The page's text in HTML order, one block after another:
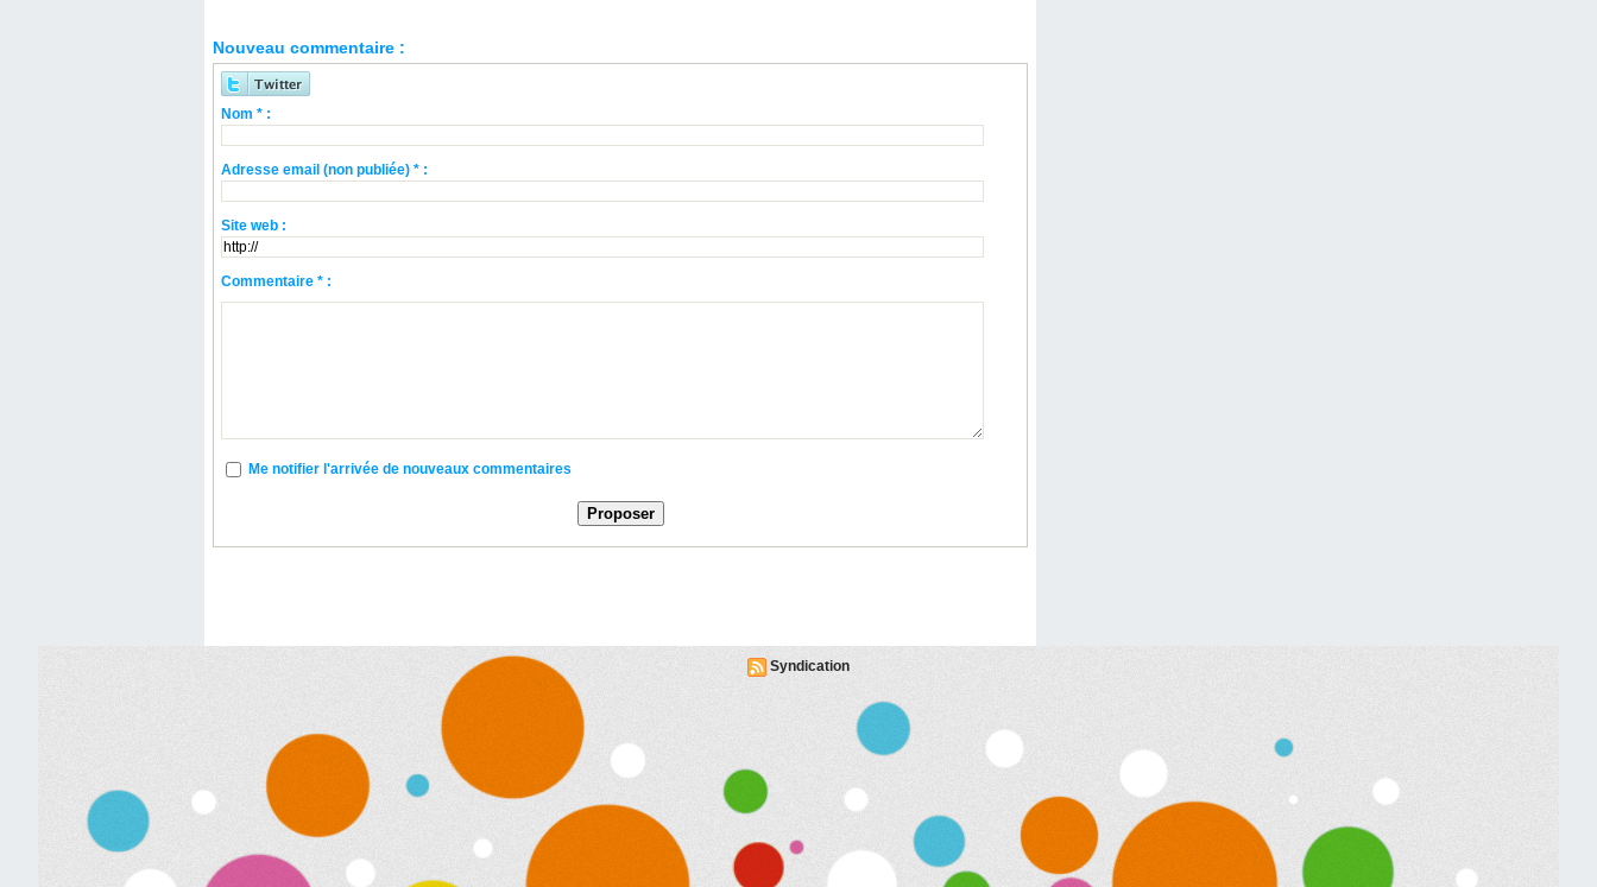
Nouveau commentaire :
Nom * :
Adresse email (non publiée) * :
Site web :
Commentaire * :
Me notifier l'arrivée de nouveaux commentaires
Syndication